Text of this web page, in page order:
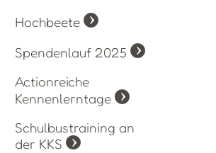
Hochbeete
Spendenlauf 2025
Actionreiche
Kennenlerntage
Schulbustraining an
der KKS